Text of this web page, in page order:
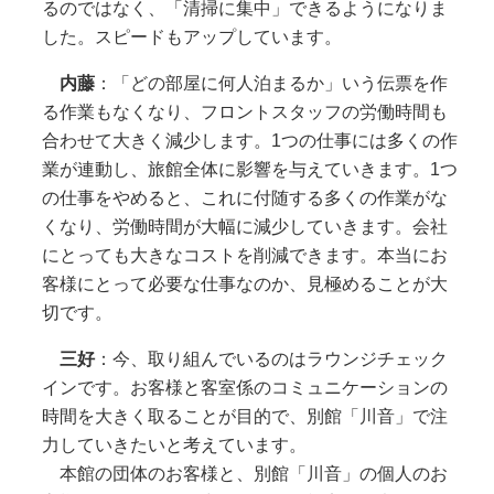
るのではなく、「清掃に集中」できるようになりま
した。スピードもアップしています。
内藤：「どの部屋に何人泊まるか」いう伝票を作
る作業もなくなり、フロントスタッフの労働時間も
合わせて大きく減少します。1つの仕事には多くの作
業が連動し、旅館全体に影響を与えていきます。1つ
の仕事をやめると、これに付随する多くの作業がな
くなり、労働時間が大幅に減少していきます。会社
にとっても大きなコストを削減できます。本当にお
客様にとって必要な仕事なのか、見極めることが大
切です。
三好：今、取り組んでいるのはラウンジチェック
インです。お客様と客室係のコミュニケーションの
時間を大きく取ることが目的で、別館「川音」で注
力していきたいと考えています。
本館の団体のお客様と、別館「川音」の個人のお